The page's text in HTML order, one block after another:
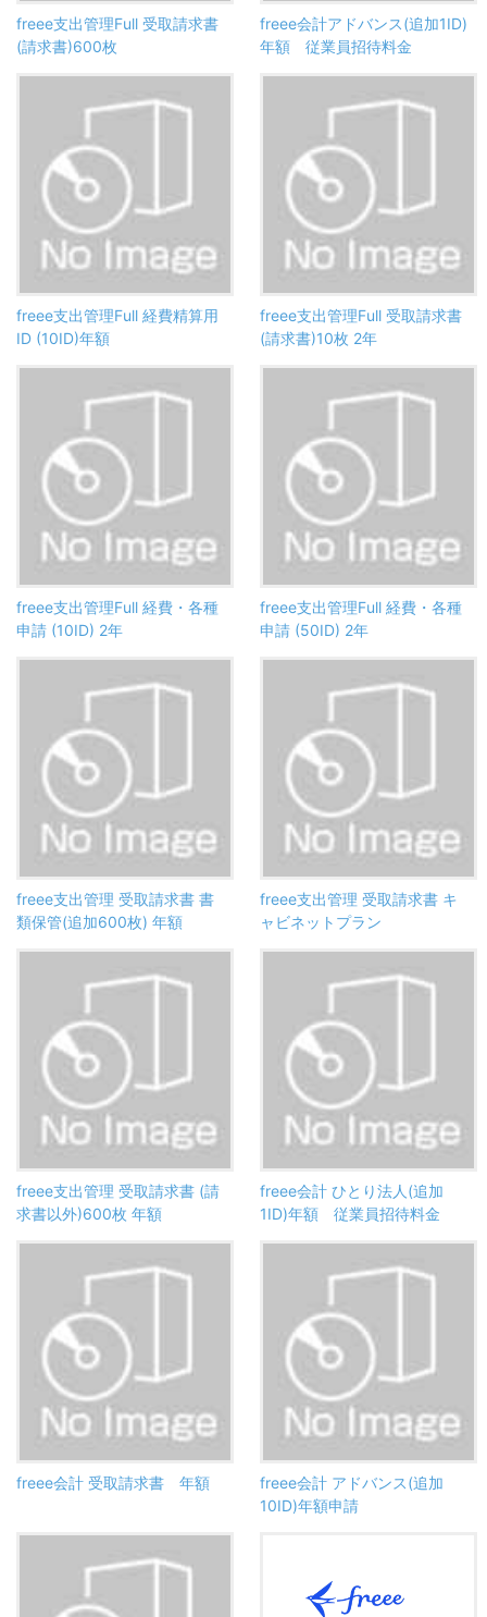
freee支出管理Full 受取請求書
(請求書)600枚
freee会計アドバンス(追加1ID)
年額 従業員招待料金
freee支出管理Full 経費精算用
ID (10ID)年額
freee支出管理Full 受取請求書
(請求書)10枚 2年
freee支出管理Full 経費・各種
申請 (10ID) 2年
freee支出管理Full 経費・各種
申請 (50ID) 2年
freee支出管理 受取請求書 書
類保管(追加600枚) 年額
freee支出管理 受取請求書 キ
ャビネットプラン
freee支出管理 受取請求書 (請
求書以外)600枚 年額
freee会計 ひとり法人(追加
1ID)年額 従業員招待料金
freee会計 受取請求書 年額
freee会計 アドバンス(追加
10ID)年額申請